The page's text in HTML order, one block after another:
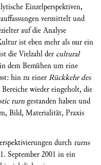
Einzelperspektiven,
vermittelt und
auf die Analyse
ist eben mehr als nur ein
die Vielzahl der cultural
dem Bemühen um eine
hin zu einerRückkehr des
wieder eingeholt, die
turngestanden haben und
Bild, Materialität, Praxis
durch turns
September 2001 in ein